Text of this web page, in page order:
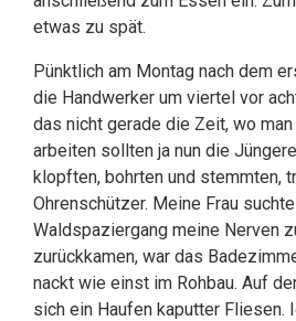
etwas zu spät.
Pünktlich am Montag nach dem
die Handwerker um viertel vor
das nicht gerade die Zeit, wo
arbeiten sollten ja nun die
klopften, bohrten und stemmten,
Ohrenschützer. Meine Frau
Waldspaziergang meine Nerven
zurückkamen, war das
nackt wie einst im Rohbau. Auf
sich ein Haufen kaputter Fliesen.